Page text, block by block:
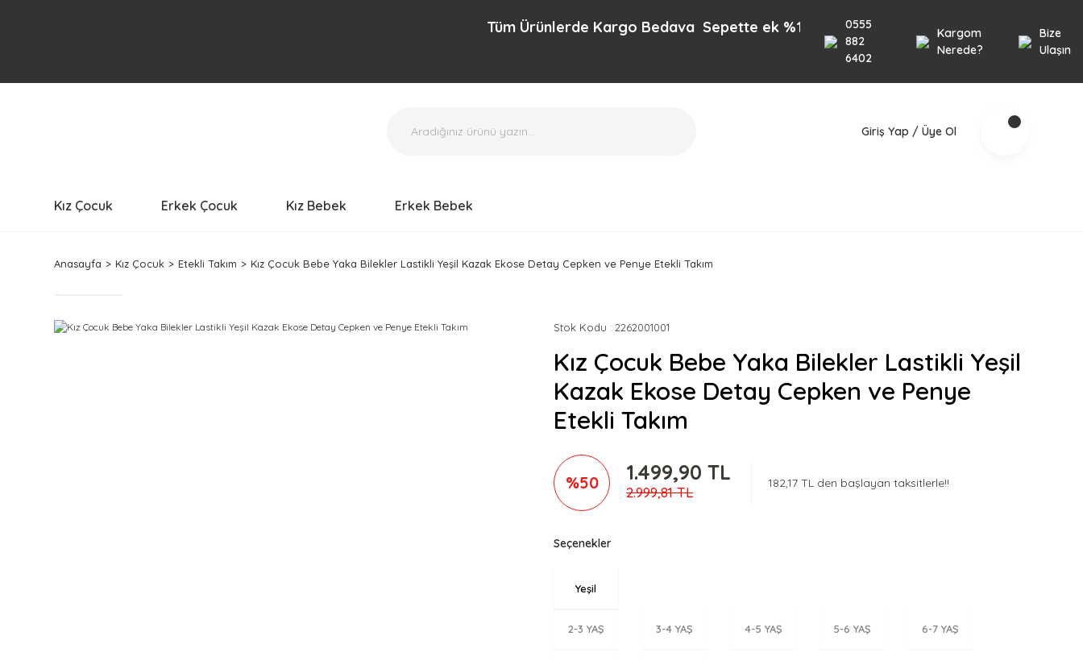
Tüm Ürünlerde Kargo Bedava Sepette ek %10 İndirim 1000TL üzeri alışverişlerinizde
0555
882
6402
Kargom
Nerede?
Bize
Ulaşın
Giriş Yap / Üye Ol
Kız Çocuk Erkek Çocuk Kız Bebek Erkek Bebek
Anasayfa Kız Çocuk Etekli Takım Kız Çocuk Bebe Yaka Bilekler Lastikli Yeşil Kazak Ekose Detay Cepken ve Penye Etekli Takım
Stok Kodu 2262001001
Kız Çocuk Bebe Yaka Bilekler Lastikli Yeşil
Kazak Ekose Detay Cepken ve Penye
Etekli Takım
%50 1.499,90 TL
2.999,81 TL
182,17 TL den başlayan taksitlerle!!
Seçenekler
Yeşil
2-3 YAŞ 3-4 YAŞ 4-5 YAŞ 5-6 YAŞ 6-7 YAŞ